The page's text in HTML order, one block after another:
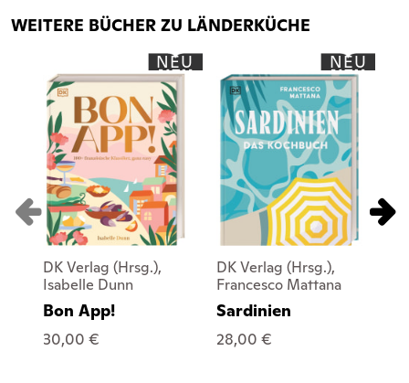
WEITERE BÜCHER ZU LÄNDERKÜCHE
NEU
DK Verlag (Hrsg.),
Isabelle Dunn
Bon App!
30,00 €
NEU
DK Verlag (Hrsg.),
Francesco Mattana
Sardinien
28,00 €